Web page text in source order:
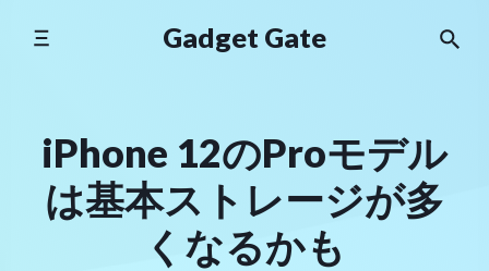
Gadget Gate
iPhone 12のProモデル
は基本ストレージが多
くなるかも